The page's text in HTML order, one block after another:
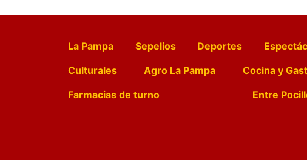
La Pampa Sepelios Deportes
Culturales
Agro La Pampa Cocina y
Farmacias de turno
Entre